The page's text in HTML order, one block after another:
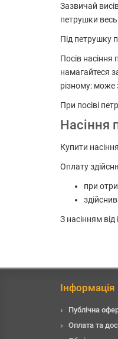
Зазвичай
петрушки весь
Під петрушку
Посів
намагайтеся
різному: може
При посіві
Насіння
Купити
Оплату
при
З насінням
Інформація
Публічна
Оплата та